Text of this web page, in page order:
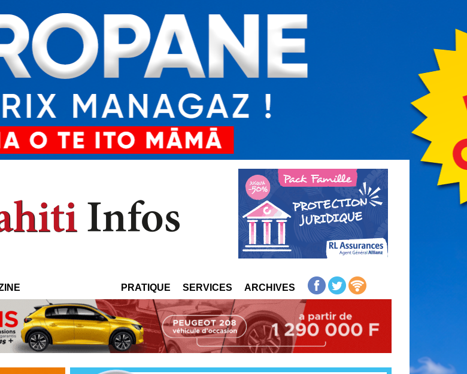
PRATIQUE SERVICES ARCHIVES